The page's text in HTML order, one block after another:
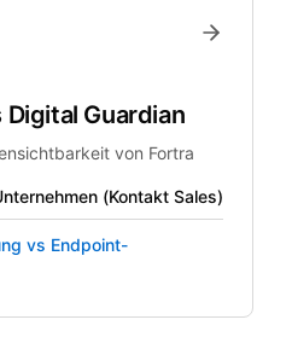
Digital Guardian
von Fortra
(Kontakt Sales)
vs Endpoint-